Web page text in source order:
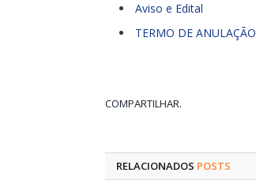
Aviso e Edital
TERMO DE ANULAÇÃO
COMPARTILHAR.
RELACIONADOS POSTS